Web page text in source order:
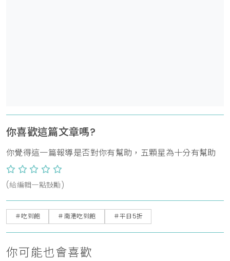
你喜歡這篇文章嗎?
你覺得這一篇報導是否對你有幫助，五顆星為十分有幫助
(給編輯一點鼓勵)
＃吃到飽 ＃南港吃到飽 ＃平日5折
你可能也會喜歡